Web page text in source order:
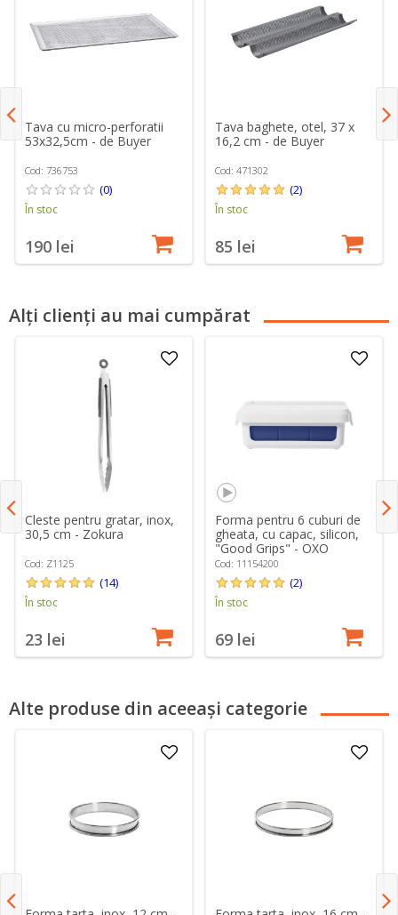
Tava cu micro-perforatii
53x32,5cm - de Buyer
Cod: 736753
(0)
În stoc
190 lei
Tava baghete, otel, 37 x
16,2 cm - de Buyer
Cod: 471302
(2)
În stoc
85 lei
Alți clienți au mai cumpărat
Cleste pentru gratar, inox,
30,5 cm - Zokura
Cod: Z1125
(14)
În stoc
23 lei
Forma pentru 6 cuburi de
gheata, cu capac, silicon,
"Good Grips" - OXO
Cod: 11154200
(2)
În stoc
69 lei
Alte produse din aceeași categorie